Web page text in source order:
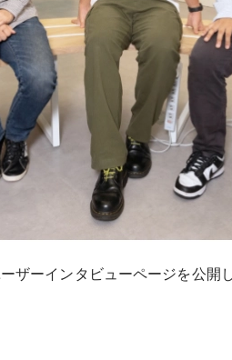
ザーインタビューページを公開